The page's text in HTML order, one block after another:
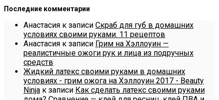
Последние комментарии
Анастасия к записи Скраб для губ в домашних
условиях своими руками. 11 рецептов
Анастасия к записи Грим на Хэллоуин —
реалистичные ожоги рук и лица из подручных
средств
Жидкий латекс своими руками в домашних
условиях - грим ожога на Хэллоуин 2017 - Beauty
Ninja к записи Как сделать латекс своими руками